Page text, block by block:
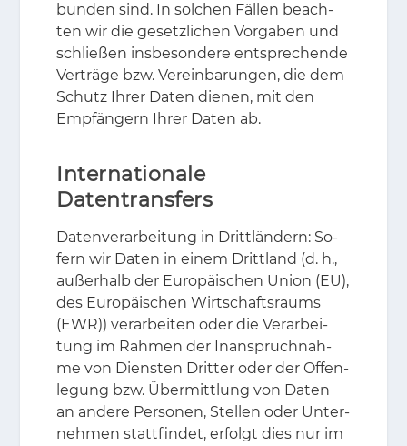
bun­den sind. In sol­chen Fäl­len be­ach­
ten wir die ge­setz­li­chen Vor­ga­ben und
schlie­ßen ins­be­son­de­re ent­spre­chen­de
Ver­trä­ge bzw. Ver­ein­ba­run­gen, die dem
Schutz Ih­rer Da­ten die­nen, mit den
Emp­fän­gern Ih­rer Da­ten ab.
Internationale
Datentransfers
Da­ten­ver­ar­bei­tung in Dritt­län­dern: So­
fern wir Da­ten in ei­nem Dritt­land (d. h.,
au­ßer­halb der Eu­ro­päi­schen Uni­on (EU),
des Eu­ro­päi­schen Wirt­schafts­raums
(EWR)) ver­ar­bei­ten oder die Ver­ar­bei­
tung im Rah­men der In­an­spruch­nah­
me von Diens­ten Drit­ter oder der Of­fen­
le­gung bzw. Über­mitt­lung von Da­ten
an an­de­re Per­so­nen, Stel­len oder Un­ter­
neh­men statt­fin­det, er­folgt dies nur im